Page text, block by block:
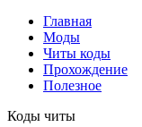
Главная
Моды
Читы коды
Прохождение
Полезное
Коды читы